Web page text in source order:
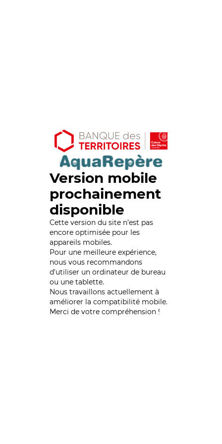
Version mobile
prochainement
disponible
Cette version du site n’est pas
encore optimisée pour les
appareils mobiles.
Pour une meilleure expérience,
nous vous recommandons
d'utiliser un ordinateur de bureau
ou une tablette.
Nous travaillons actuellement à
améliorer la compatibilité mobile.
Merci de votre compréhension !